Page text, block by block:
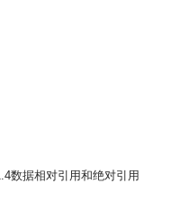
数据相对引用和绝对引用